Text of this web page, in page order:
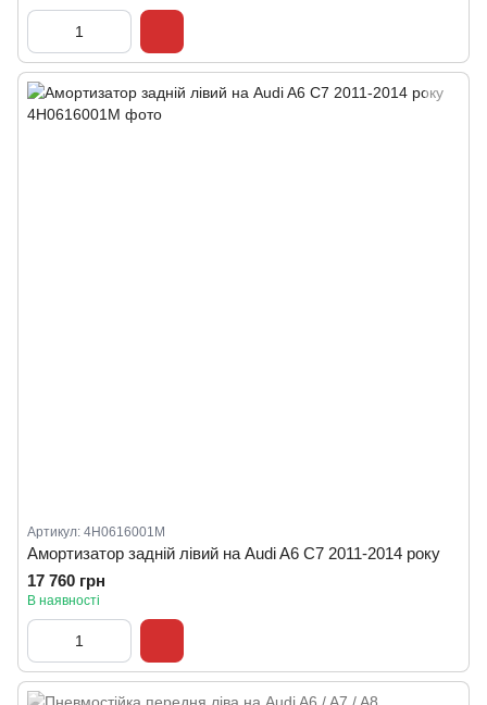
Артикул: 4H0616001M
Амортизатор задній лівий на Audi A6 C7 2011-2014 року
17 760 грн
В наявності